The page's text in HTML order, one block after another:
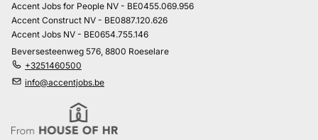
Accent Jobs for People NV - BE0455.069.956
Accent Construct NV - BE0887.120.626
Accent Jobs NV - BE0654.755.146
Beversesteenweg 576, 8800 Roeselare
+3251460500
info@accentjobs.be